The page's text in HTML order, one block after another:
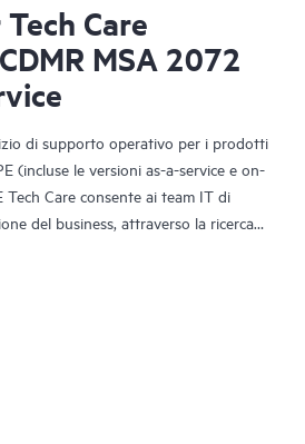
Care
MSA 2072
di supporto operativo per i prodotti
(incluse le versioni as-a-service e on-
Tech Care consente ai team IT di
del business, attraverso la ricerca
ai problemi.
offre accesso diretto a specialisti dei